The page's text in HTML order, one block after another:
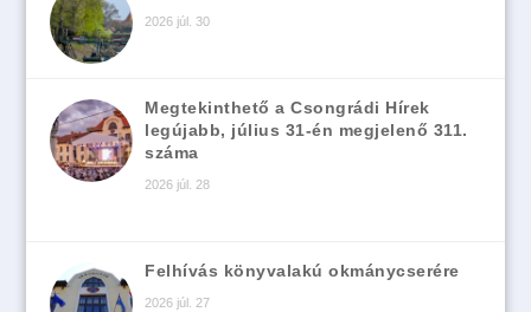
2026 júl. 30
Megtekinthető a Csongrádi Hírek
legújabb, július 31-én megjelenő 311.
száma
2026 júl. 28
Felhívás könyvalakú okmánycserére
2026 júl. 27